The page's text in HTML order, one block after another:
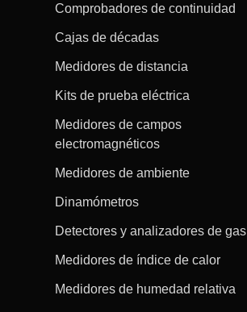
Comprobadores de continuidad
Cajas de décadas
Medidores de distancia
Kits de prueba eléctrica
Medidores de campos
electromagnéticos
Medidores de ambiente
Dinamómetros
Detectores y analizadores de gas
Medidores de índice de calor
Medidores de humedad relativa